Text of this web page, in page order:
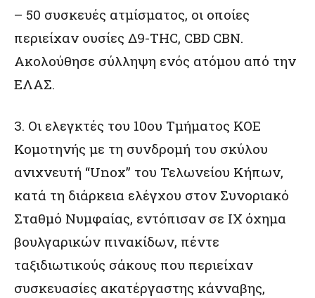
– 50 συσκευές ατμίσματος, οι οποίες
περιείχαν ουσίες Δ9-THC, CBD CBN.
Ακολούθησε σύλληψη ενός ατόμου από την
ΕΛΑΣ.
3. Οι ελεγκτές του 10ου Τμήματος ΚΟΕ
Κομοτηνής με τη συνδρομή του σκύλου
ανιχνευτή “Unox” του Τελωνείου Κήπων,
κατά τη διάρκεια ελέγχου στον Συνοριακό
Σταθμό Νυμφαίας, εντόπισαν σε ΙΧ όχημα
βουλγαρικών πινακίδων, πέντε
ταξιδιωτικούς σάκους που περιείχαν
συσκευασίες ακατέργαστης κάνναβης,